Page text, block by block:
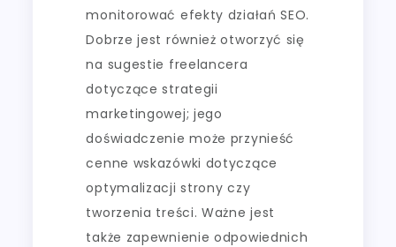
monitorować efekty działań SEO.
Dobrze jest również otworzyć się
na sugestie freelancera
dotyczące strategii
marketingowej; jego
doświadczenie może przynieść
cenne wskazówki dotyczące
optymalizacji strony czy
tworzenia treści. Ważne jest
także zapewnienie odpowiednich